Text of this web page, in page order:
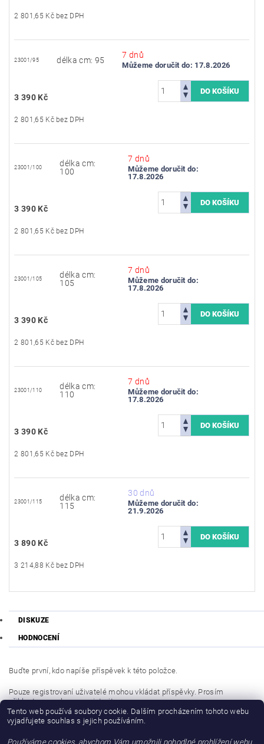
2 801,65 Kč bez DPH
23001/95 délka cm: 95
7 dnů
Můžeme doručit do: 17.8.2026
3 390 Kč
2 801,65 Kč bez DPH
23001/100
délka cm:
100
7 dnů
Můžeme doručit do:
17.8.2026
3 390 Kč
2 801,65 Kč bez DPH
23001/105
délka cm:
105
7 dnů
Můžeme doručit do:
17.8.2026
3 390 Kč
2 801,65 Kč bez DPH
23001/110
délka cm:
110
7 dnů
Můžeme doručit do:
17.8.2026
3 390 Kč
2 801,65 Kč bez DPH
23001/115
délka cm:
115
30 dnů
Můžeme doručit do:
21.9.2026
3 890 Kč
3 214,88 Kč bez DPH
DISKUZE
HODNOCENÍ
Buďte první, kdo napíše příspěvek k této položce.
Pouze registrovaní uživatelé mohou vkládat příspěvky. Prosím
přihlaste senebo seregistrujte.
Buďte první, kdo napíše příspěvek k této položce.
Tento web používá soubory cookie. Dalším procházením tohoto webu
vyjadřujete souhlas s jejich používáním.
Používáme cookies, abychom Vám umožnili pohodlné prohlížení webu